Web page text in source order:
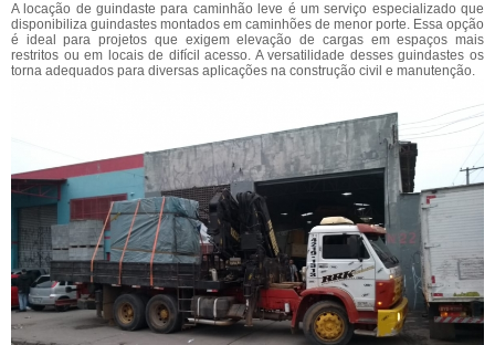
A locação de guindaste para caminhão leve é um serviço especializado que
disponibiliza guindastes montados em caminhões de menor porte. Essa opção
é ideal para projetos que exigem elevação de cargas em espaços mais
restritos ou em locais de difícil acesso. A versatilidade desses guindastes os
torna adequados para diversas aplicações na construção civil e manutenção.